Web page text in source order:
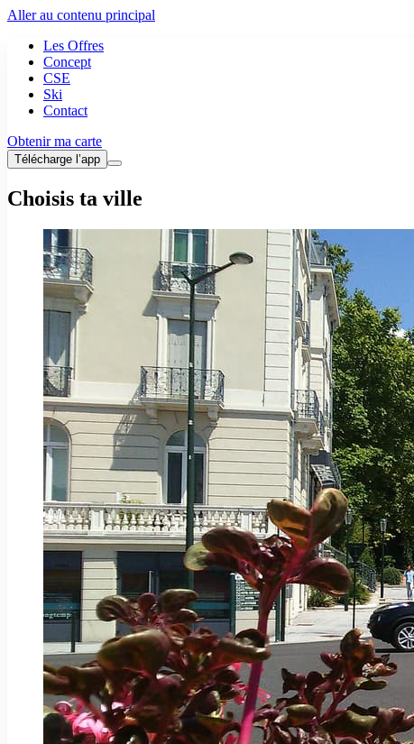
Aller au contenu principal
Les Offres
Concept
CSE
Ski
Contact
Obtenir ma carte
Télécharge l’app
Choisis ta ville